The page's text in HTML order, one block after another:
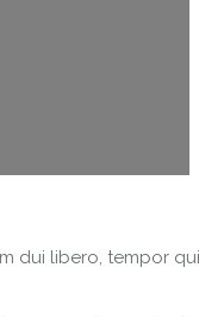
dui libero, tempor